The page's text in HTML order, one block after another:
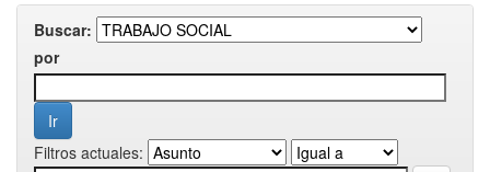
Buscar:
por
Filtros actuales: